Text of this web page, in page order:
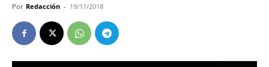
Por Redacción - 19/11/2018